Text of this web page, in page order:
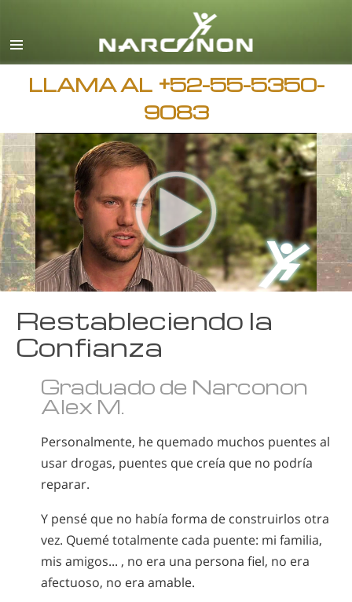
Español
Inglés
Todas las Regiones/Idiomas
LLAMA AL +52-55-5350-
9083
Restableciendo la
Confianza
Graduado de Narconon
Alex M.
Personalmente, he quemado muchos puentes al
usar drogas, puentes que creía que no podría
reparar.
Y pensé que no había forma de construirlos otra
vez. Quemé totalmente cada puente: mi familia,
mis amigos... , no era una persona fiel, no era
afectuoso, no era amable.